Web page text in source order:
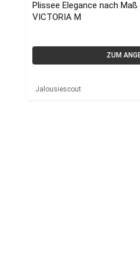
Plissee Elegance nach Maß
VICTORIA M
ZUM
Jalousiescout